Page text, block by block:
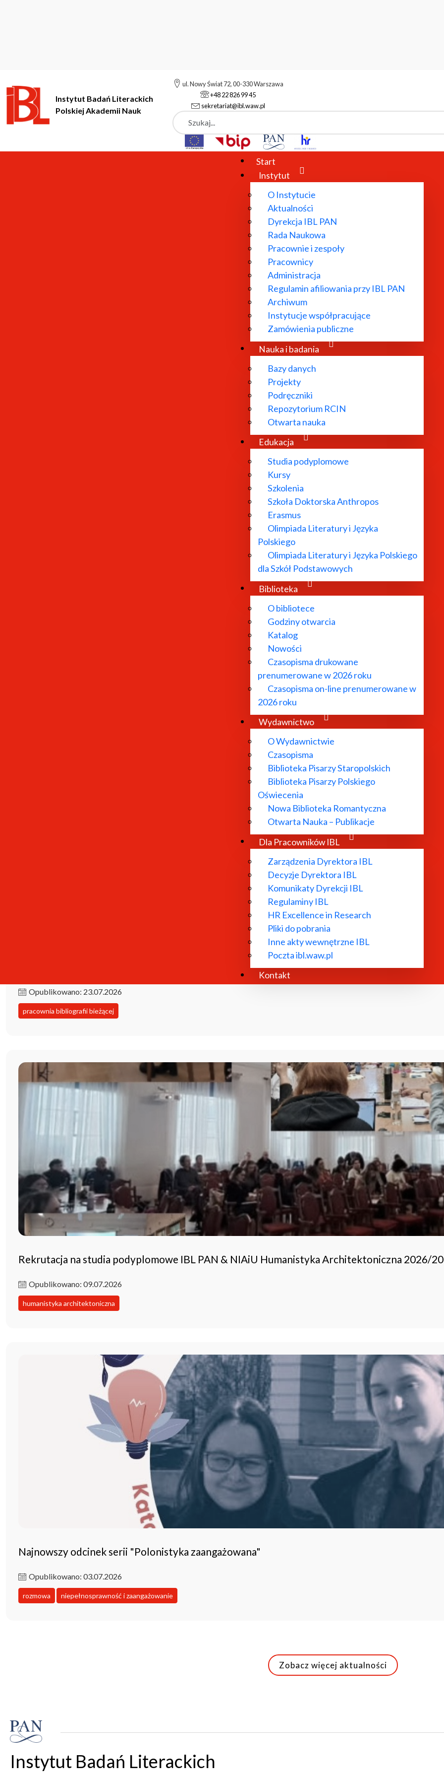
Instytut Badań Literackich
Polskiej Akademii Nauk
ul. Nowy Świat 72, 00-330 Warszawa
+48 22 826 99 45
sekretariat@ibl.waw.pl
Szukaj
Start
Instytut
O Instytucie
Aktualności
Dyrekcja IBL PAN
Rada Naukowa
Pracownie i zespoły
Pracownicy
Administracja
Regulamin afiliowania przy IBL PAN
Archiwum
Instytucje współpracujące
Zamówienia publiczne
Nauka i badania
Bazy danych
Projekty
Podręczniki
Repozytorium RCIN
Otwarta nauka
Edukacja
Studia podyplomowe
Kursy
Szkolenia
Szkoła Doktorska Anthropos
Erasmus
Olimpiada Literatury i Języka
Polskiego
Olimpiada Literatury i Języka Polskiego
dla Szkół Podstawowych
Biblioteka
O bibliotece
Godziny otwarcia
Katalog
Nowości
Czasopisma drukowane
prenumerowane w 2026 roku
Czasopisma on-line prenumerowane w
2026 roku
Wydawnictwo
O Wydawnictwie
Czasopisma
Biblioteka Pisarzy Staropolskich
Biblioteka Pisarzy Polskiego
Oświecenia
Nowa Biblioteka Romantyczna
Otwarta Nauka – Publikacje
Dla Pracowników IBL
Zarządzenia Dyrektora IBL
Decyzje Dyrektora IBL
Komunikaty Dyrekcji IBL
Regulaminy IBL
HR Excellence in Research
Pliki do pobrania
Inne akty wewnętrzne IBL
Poczta ibl.waw.pl
Kontakt
Instytut Badań Literackich PAN został powołany w
prowadzonych w Instytucie jest historia literatury
polskiej, a także rozbudowane prace bibliograficzne i
dokumentacyjne, leksykograficzne oraz edytorskie.
Opublikowano: 23.07.2026
pracownia bibliografii bieżącej
Rekrutacja na studia podyplomowe IBL PAN & NIAiU Humanistyka Architektoniczna 2026/
Opublikowano: 09.07.2026
humanistyka architektoniczna
Najnowszy odcinek serii "Polonistyka zaangażowana"
Opublikowano: 03.07.2026
rozmowa niepełnosprawność i zaangażowanie
Zobacz więcej aktualności
Instytut Badań Literackich